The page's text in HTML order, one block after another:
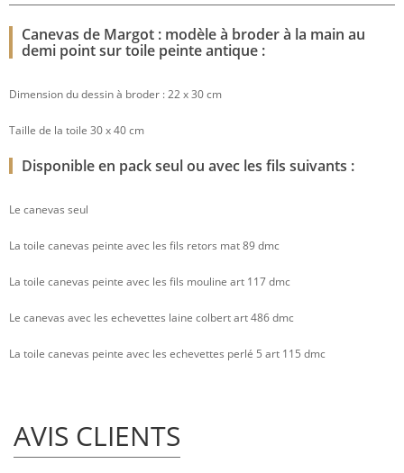
Canevas de Margot : modèle à broder à la main au
demi point sur toile peinte antique :
Dimension du dessin à broder : 22 x 30 cm
Taille de la toile 30 x 40 cm
Disponible en pack seul ou avec les fils suivants :
Le canevas seul
La toile canevas peinte avec les fils retors mat 89 dmc
La toile canevas peinte avec les fils mouline art 117 dmc
Le canevas avec les echevettes laine colbert art 486 dmc
La toile canevas peinte avec les echevettes perlé 5 art 115 dmc
AVIS CLIENTS